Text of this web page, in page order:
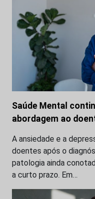
Saúde Mental
abordagem ao
A ansiedade e a
doentes após o
patologia ainda
a curto prazo. Em…